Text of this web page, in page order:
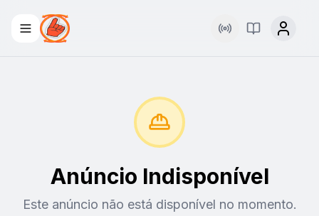
RádioPalavra Viva
Anúncio Indisponível
Este anúncio não está disponível no momento.